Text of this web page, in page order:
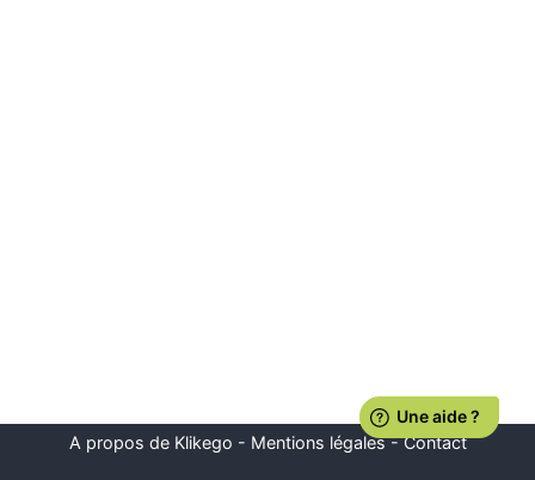
A propos de Klikego - Mentions légales-Contact